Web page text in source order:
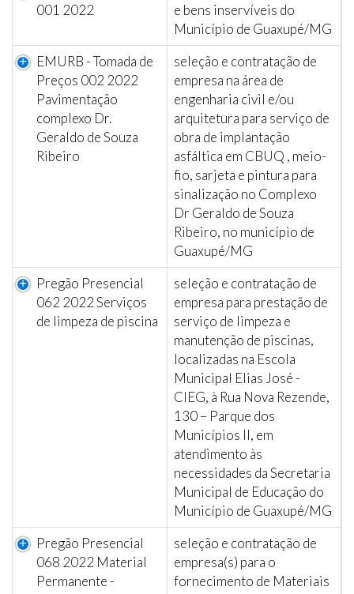
001 2022
e bens inservíveis do
Município de Guaxupé/MG
EMURB - Tomada de
Preços 002 2022
Pavimentação
complexo Dr.
Geraldo de Souza
Ribeiro
seleção e contratação de
empresa na área de
engenharia civil e/ou
arquitetura para serviço de
obra de implantação
asfáltica em CBUQ , meio-
fio, sarjeta e pintura para
sinalização no Complexo
Dr Geraldo de Souza
Ribeiro, no município de
Guaxupé/MG
Pregão Presencial
062 2022 Serviços
de limpeza de piscina
seleção e contratação de
empresa para prestação de
serviço de limpeza e
manutenção de piscinas,
localizadas na Escola
Municipal Elias José -
CIEG, à Rua Nova Rezende,
130 – Parque dos
Municípios II, em
atendimento às
necessidades da Secretaria
Municipal de Educação do
Município de Guaxupé/MG
Pregão Presencial
068 2022 Material
Permanente -
seleção e contratação de
empresa(s) para o
fornecimento de Materiais